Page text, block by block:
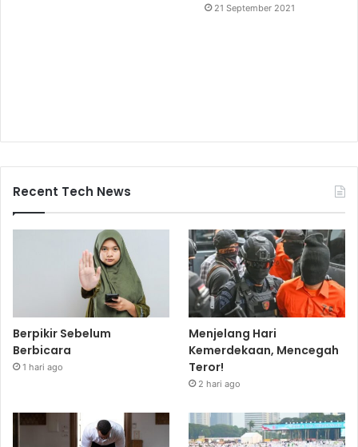
21 September 2021
Recent Tech News
Berpikir Sebelum
Berbicara
1 hari ago
Menjelang Hari
Kemerdekaan, Mencegah
Teror!
2 hari ago